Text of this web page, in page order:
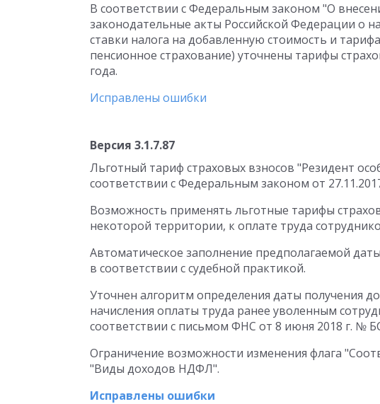
В соответствии с Федеральным законом "О
законодательные акты Российской Федерации о
ставки налога на добавленную стоимость и
пенсионное страхование) уточнены тарифы
года.
Исправлены ошибки
Версия 3.1.7.87
Льготный тариф страховых взносов "Резидент
соответствии с Федеральным законом от
Возможность применять льготные тарифы
некоторой территории, к оплате труда
Автоматическое заполнение предполагаемой
в соответствии с судебной практикой.
Уточнен алгоритм определения даты получения
начисления оплаты труда ранее уволенным
соответствии с письмом ФНС от 8 июня 2018 г. №
Ограничение возможности изменения флага
"Виды доходов НДФЛ".
Исправлены ошибки